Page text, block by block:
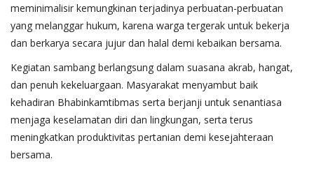
meminimalisir kemungkinan terjadinya perbuatan-perbuatan
yang melanggar hukum, karena warga tergerak untuk bekerja
dan berkarya secara jujur dan halal demi kebaikan bersama.
Kegiatan sambang berlangsung dalam suasana akrab, hangat,
dan penuh kekeluargaan. Masyarakat menyambut baik
kehadiran Bhabinkamtibmas serta berjanji untuk senantiasa
menjaga keselamatan diri dan lingkungan, serta terus
meningkatkan produktivitas pertanian demi kesejahteraan
bersama.